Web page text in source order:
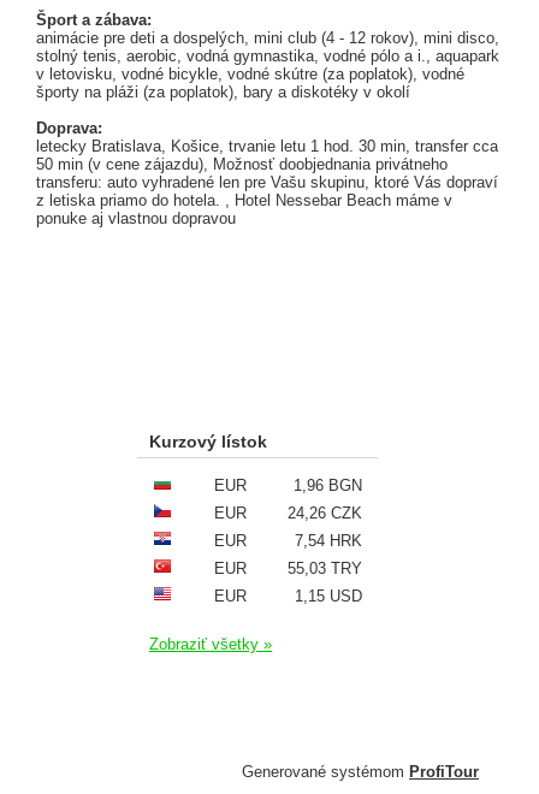
Šport a zábava:
animácie pre deti a dospelých, mini club (4 - 12 rokov), mini disco,
stolný tenis, aerobic, vodná gymnastika, vodné pólo a i., aquapark
v letovisku, vodné bicykle, vodné skútre (za poplatok), vodné
športy na pláži (za poplatok), bary a diskotéky v okolí
Doprava:
letecky Bratislava, Košice, trvanie letu 1 hod. 30 min, transfer cca
50 min (v cene zájazdu), Možnosť doobjednania privátneho
transferu: auto vyhradené len pre Vašu skupinu, ktoré Vás dopraví
z letiska priamo do hotela. , Hotel Nessebar Beach máme v
ponuke aj vlastnou dopravou
Kurzový lístok
EUR
1,96 BGN
EUR
24,26 CZK
EUR
7,54 HRK
EUR
55,03 TRY
EUR
1,15 USD
Zobraziť všetky »
Generované systémom ProfiTour